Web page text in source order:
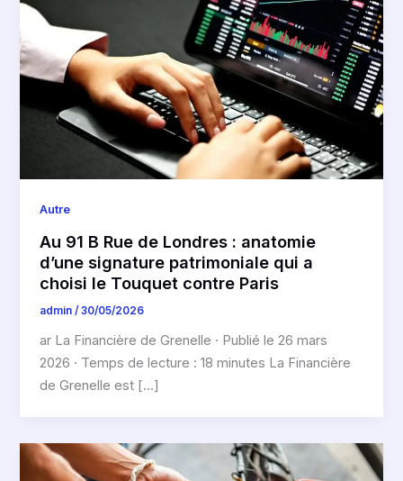
Autre
Au 91 B Rue de Londres : anatomie
d’une signature patrimoniale qui a
choisi le Touquet contre Paris
admin/30/05/2026
ar La Financière de Grenelle · Publié le 26 mars
2026 · Temps de lecture : 18 minutes La Financière
de Grenelle est […]